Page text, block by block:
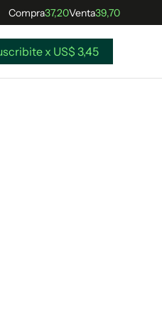
Compra37,20Venta39,70
x US$ 3,45